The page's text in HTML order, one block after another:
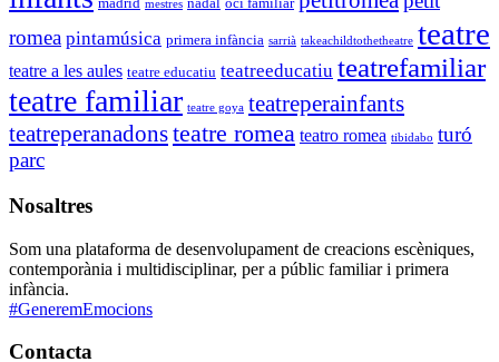
mestres
romea pintamúsica primera infància sarrià takeachildtothetheatre teatre
teatre a les aules teatre educatiu teatreeducatiu teatrefamiliar
teatre familiar teatre goya teatreperainfants
teatreperanadonsteatre romea teatro romea tibidabo turó
parc
Nosaltres
Som una plataforma de desenvolupament de creacions escèniques,
contemporània i multidisciplinar, per a públic familiar i primera
infància.
#GeneremEmocions
Contacta